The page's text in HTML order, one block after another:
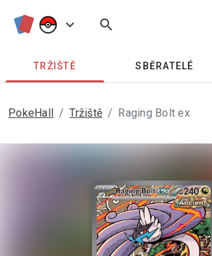
keyboard_arrow_down search
TRŽIŠTĚ SBĚRATELÉ
PokeHall Tržiště Raging Bolt ex